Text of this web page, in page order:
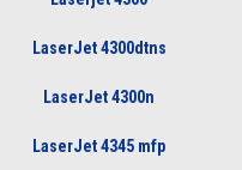
LaserJet 4300dtns
LaserJet 4300n
LaserJet 4345 mfp